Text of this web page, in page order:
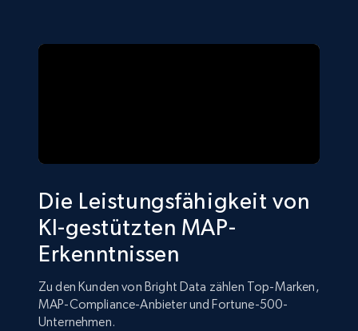
Die Leistungsfähigkeit von
KI-gestützten MAP-
Erkenntnissen
Zu den Kunden von Bright Data zählen Top-Marken,
MAP-Compliance-Anbieter und Fortune-500-
Unternehmen.